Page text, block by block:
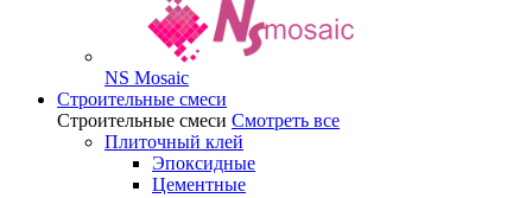
NS Mosaic
Строительные смеси
Строительные смеси Смотреть все
Плиточный клей
Эпоксидные
Цементные